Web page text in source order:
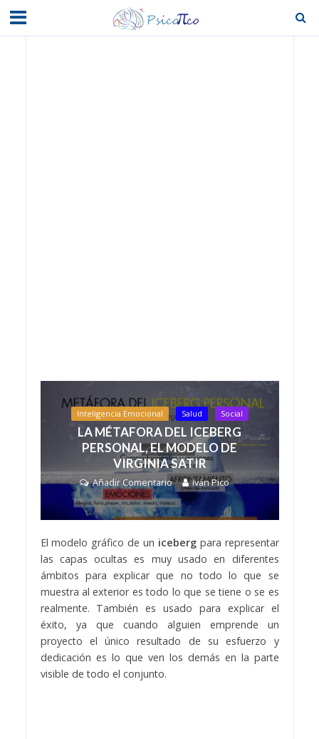
Inteligencia Emocional Salud Social
LA MÉTAFORA DEL ICEBERG
PERSONAL, EL MODELO DE
VIRGINIA SATIR
Añadir Comentario Iván Pico
El modelo gráfico de un icebergpara representar
las capas ocultas es muy usado en diferentes
ámbitos para explicar que no todo lo que se
muestra al exterior es todo lo que se tiene o se es
realmente. También es usado para explicar el
éxito, ya que cuando alguien emprende un
proyecto el único resultado de su esfuerzo y
dedicación es lo que ven los demás en la parte
visible de todo el conjunto.